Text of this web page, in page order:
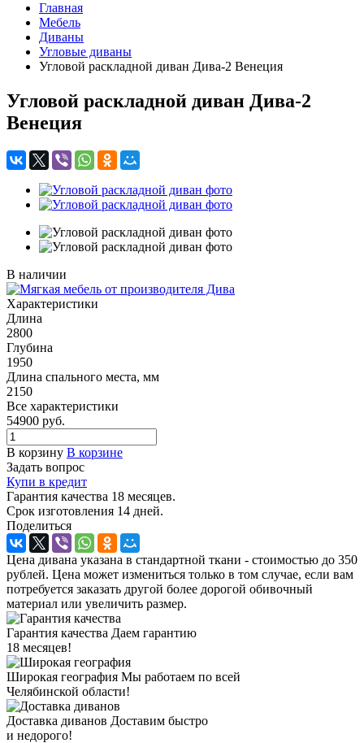
Главная
Мебель
Диваны
Угловые диваны
Угловой раскладной диван Дива-2 Венеция
Угловой раскладной диван Дива-2
Венеция
В наличии
Характеристики
Длина
2800
Глубина
1950
Длина спального места, мм
2150
Все характеристики
54900 руб.
В корзину В корзине
Задать вопрос
Купи в кредит
Гарантия качества 18 месяцев.
Срок изготовления 14 дней.
Поделиться
Цена дивана указана в стандартной ткани - стоимостью до 350
рублей. Цена может измениться только в том случае, если вам
потребуется заказать другой более дорогой обивочный
материал или увеличить размер.
Гарантия качества Даем гарантию
18 месяцев!
Широкая география Мы работаем по всей
Челябинской области!
Доставка диванов Доставим быстро
и недорого!